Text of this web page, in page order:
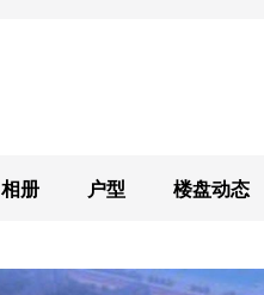
相册 户型 楼盘动态